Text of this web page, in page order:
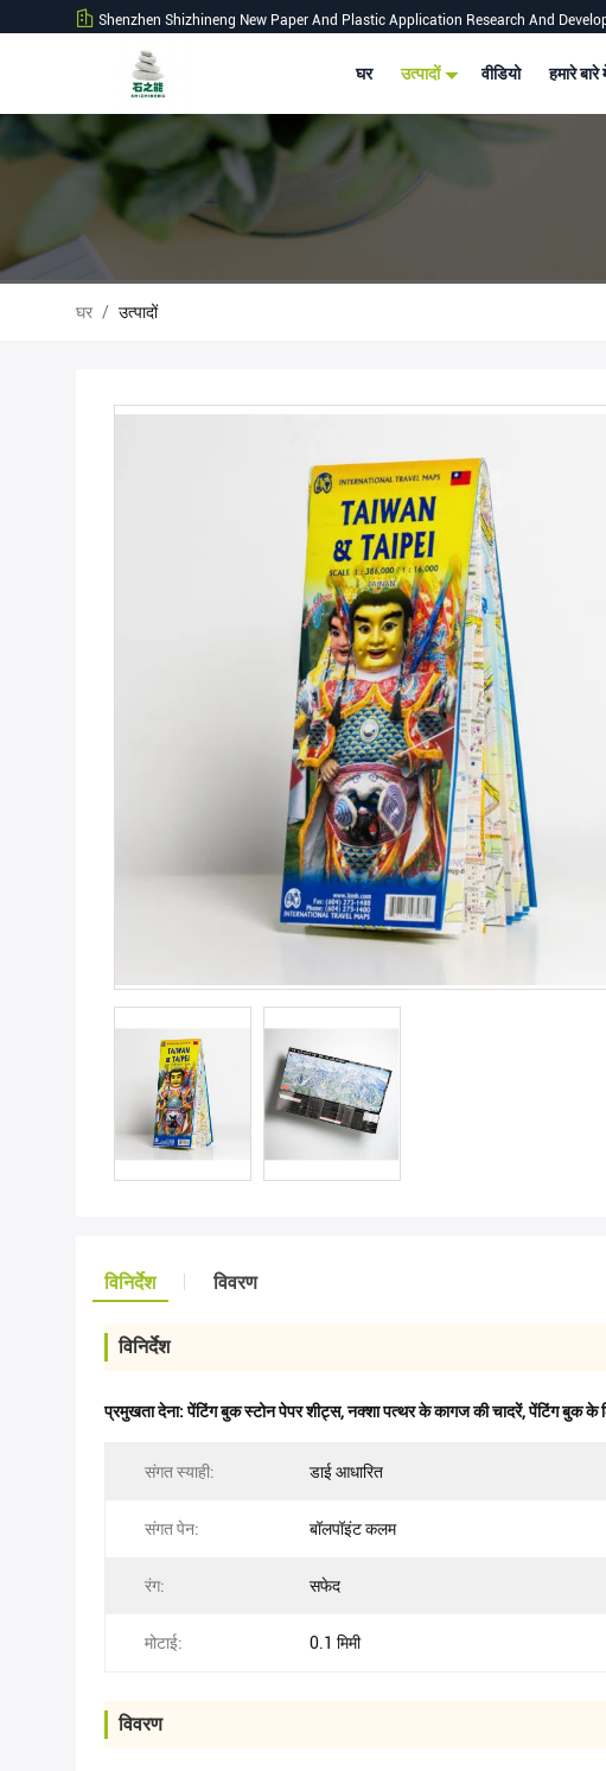
Shenzhen Shizhineng New Paper And Plastic Application Research And
घर उत्पादों वीडियो हमारे बारे
घर / उत्पादों
विनिर्देश विवरण
विनिर्देश
प्रमुखता देना:पेंटिंग बुक स्टोन पेपर शीट्स,नक्शा पत्थर के कागज की चादरें,पेंटिंग बुक के
संगत स्याही: डाई आधारित
संगत पेन: बॉलपॉइंट कलम
रंग: सफेद
मोटाई: 0.1 मिमी
विवरण